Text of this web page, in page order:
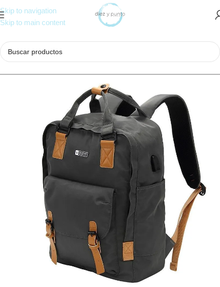
Skip to navigation
Skip to main content